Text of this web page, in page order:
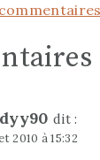
dit :
2010 à 15:32